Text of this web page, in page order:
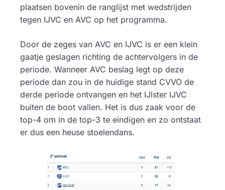
plaatsen bovenin de ranglijst met wedstrijden
tegen IJVC en AVC op het programma.
Door de zeges van AVC en IJVC is er een klein
gaatje geslagen richting de achtervolgers in de
periode. Wanneer AVC beslag legt op deze
periode dan zou in de huidige stand CVVO de
derde periode ontvangen en het IJlster IJVC
buiten de boot vallen. Het is dus zaak voor de
top-4 om in de top-3 te eindigen en zo ontstaat
er dus een heuse stoelendans.